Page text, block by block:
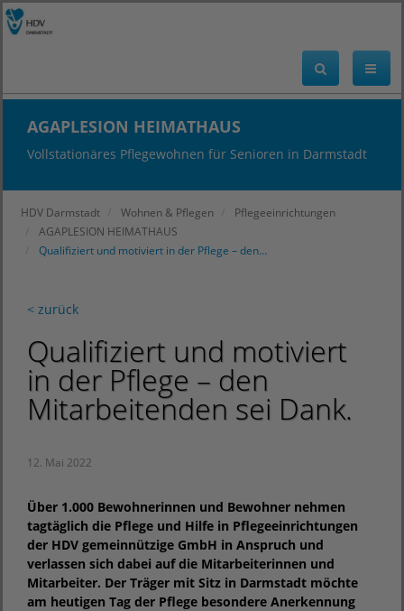
AGAPLESION HEIMATHAUS
Vollstationäres Pflegewohnen für Senioren in Darmstadt
HDV Darmstadt Wohnen & Pflegen
Pflegeeinrichtungen
AGAPLESION HEIMATHAUS
Qualifiziert und motiviert in der Pflege – den…
< zurück
Qualifiziert und motiviert
in der Pflege – den
Mitarbeitenden sei Dank.
12. Mai 2022
Über 1.000 Bewohnerinnen und Bewohner nehmen
tagtäglich die Pflege und Hilfe in Pflegeeinrichtungen
der HDV gemeinnützige GmbH in Anspruch und
verlassen sich dabei auf die Mitarbeiterinnen und
Mitarbeiter. Der Träger mit Sitz in Darmstadt möchte
am heutigen Tag der Pflege besondere Anerkennung